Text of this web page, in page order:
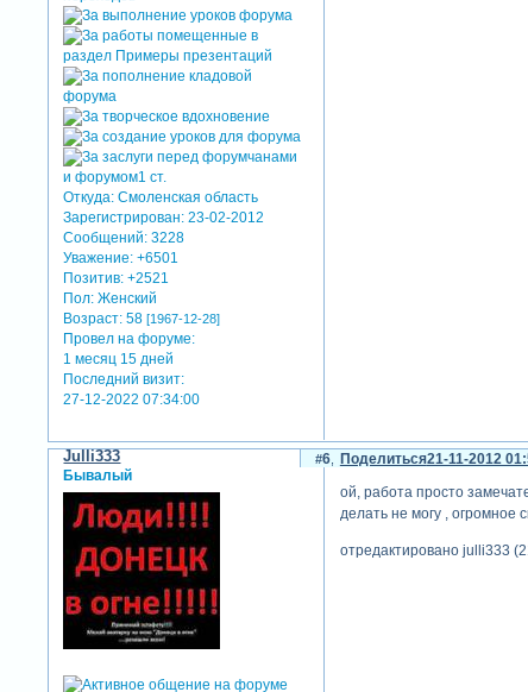
Откуда: Смоленская область
Зарегистрирован: 23-02-2012
Сообщений: 3228
Уважение: +6501
Позитив: +2521
Пол: Женский
Возраст: 58[1967-12-28]
Провел на форуме:
1 месяц 15 дней
Последний визит:
27-12-2022 07:34:00
Поделиться
6 21-11-2012
Julli333
Бывалый
ой, работа просто
делать не могу , огромное
отредактировано julli333